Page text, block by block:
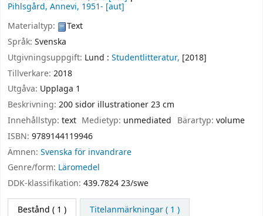
Pihlsgård, Annevi, 1951- [aut]
Materialtyp:
Text
Språk: Svenska
Utgivningsuppgift: Lund : Studentlitteratur, [2018]
Tillverkare: 2018
Utgåva: Upplaga 1
Beskrivning: 200 sidor illustrationer 23 cm
Innehållstyp: text Medietyp: unmediated Bärartyp: volume
ISBN: 9789144119946
Ämnen: Svenska för invandrare
Genre/form: Läromedel
DDK-klassifikation: 439.7824 23/swe
Bestånd ( 1 ) Titelanmärkningar ( 1 )